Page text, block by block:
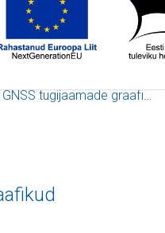
GNSS tugijaamade graafikud